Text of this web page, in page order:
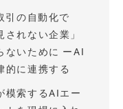
引の自動化で
されない企業」
ないために ーAI
的に連携する
模索するAIエー